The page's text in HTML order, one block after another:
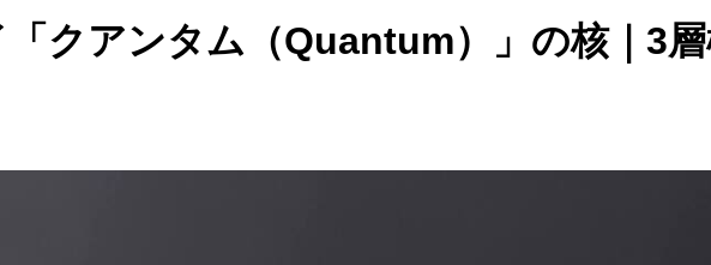
クアンタム（Quantum）」の核｜3